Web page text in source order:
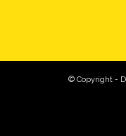
© Copyright -